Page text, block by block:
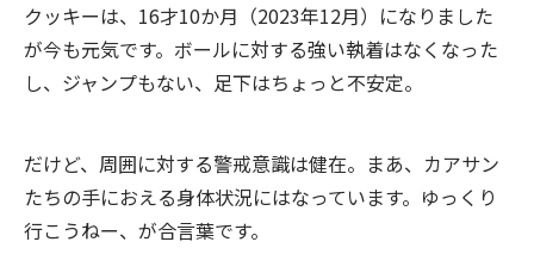
クッキーは、16才10か月（2023年12月）になりました
が今も元気です。ボールに対する強い執着はなくなった
し、ジャンプもない、足下はちょっと不安定。
だけど、周囲に対する警戒意識は健在。まあ、カアサン
たちの手におえる身体状況にはなっています。ゆっくり
行こうねー、が合言葉です。